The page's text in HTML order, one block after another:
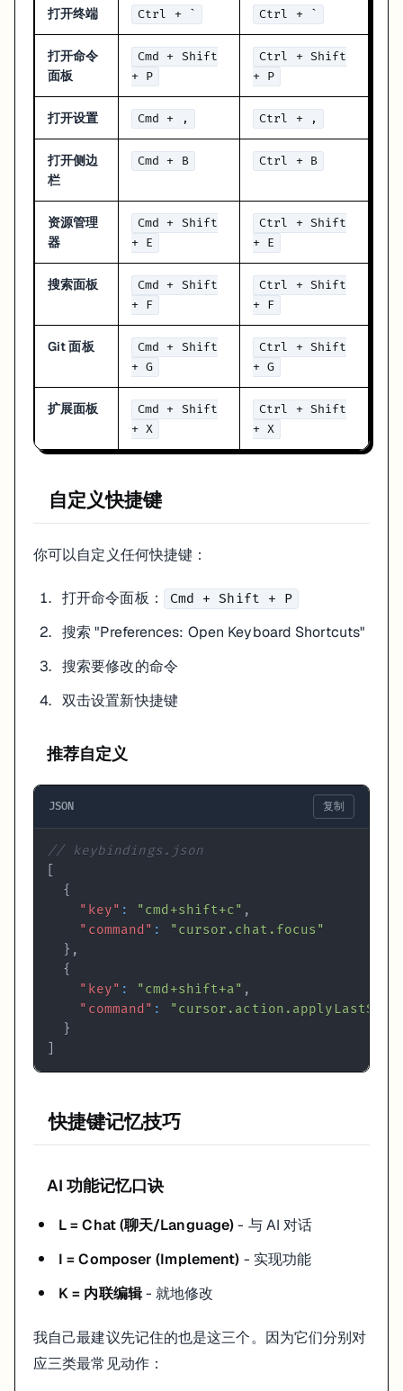
打开终端 Ctrl + ` Ctrl + `
打开命令
面板
Cmd + Shift
+ P
Ctrl + Shift
+ P
打开设置 Cmd + , Ctrl + ,
打开侧边
栏
Cmd + B Ctrl + B
资源管理
器
Cmd + Shift
+ E
Ctrl + Shift
+ E
搜索面板
Cmd + Shift
+ F
Ctrl + Shift
+ F
Git 面板
Cmd + Shift
+ G
Ctrl + Shift
+ G
扩展面板
Cmd + Shift
+ X
Ctrl + Shift
+ X
自定义快捷键
你可以自定义任何快捷键：
打开命令面板： Cmd + Shift + P
搜索 "Preferences: Open Keyboard Shortcuts"
搜索要修改的命令
双击设置新快捷键
推荐自定义
JSON 复制
// keybindings.json
{
"key" : "cmd+shift+c" ,
"command" :
"cursor.chat.focus"
} ,
{
"key" : "cmd+shift+a" ,
"command" :
}
快捷键记忆技巧
AI 功能记忆口诀
L = Chat (聊天/Language)- 与 AI 对话
I = Composer (Implement) - 实现功能
K = 内联编辑- 就地修改
我自己最建议先记住的也是这三个。因为它们分别对
应三类最常见动作：